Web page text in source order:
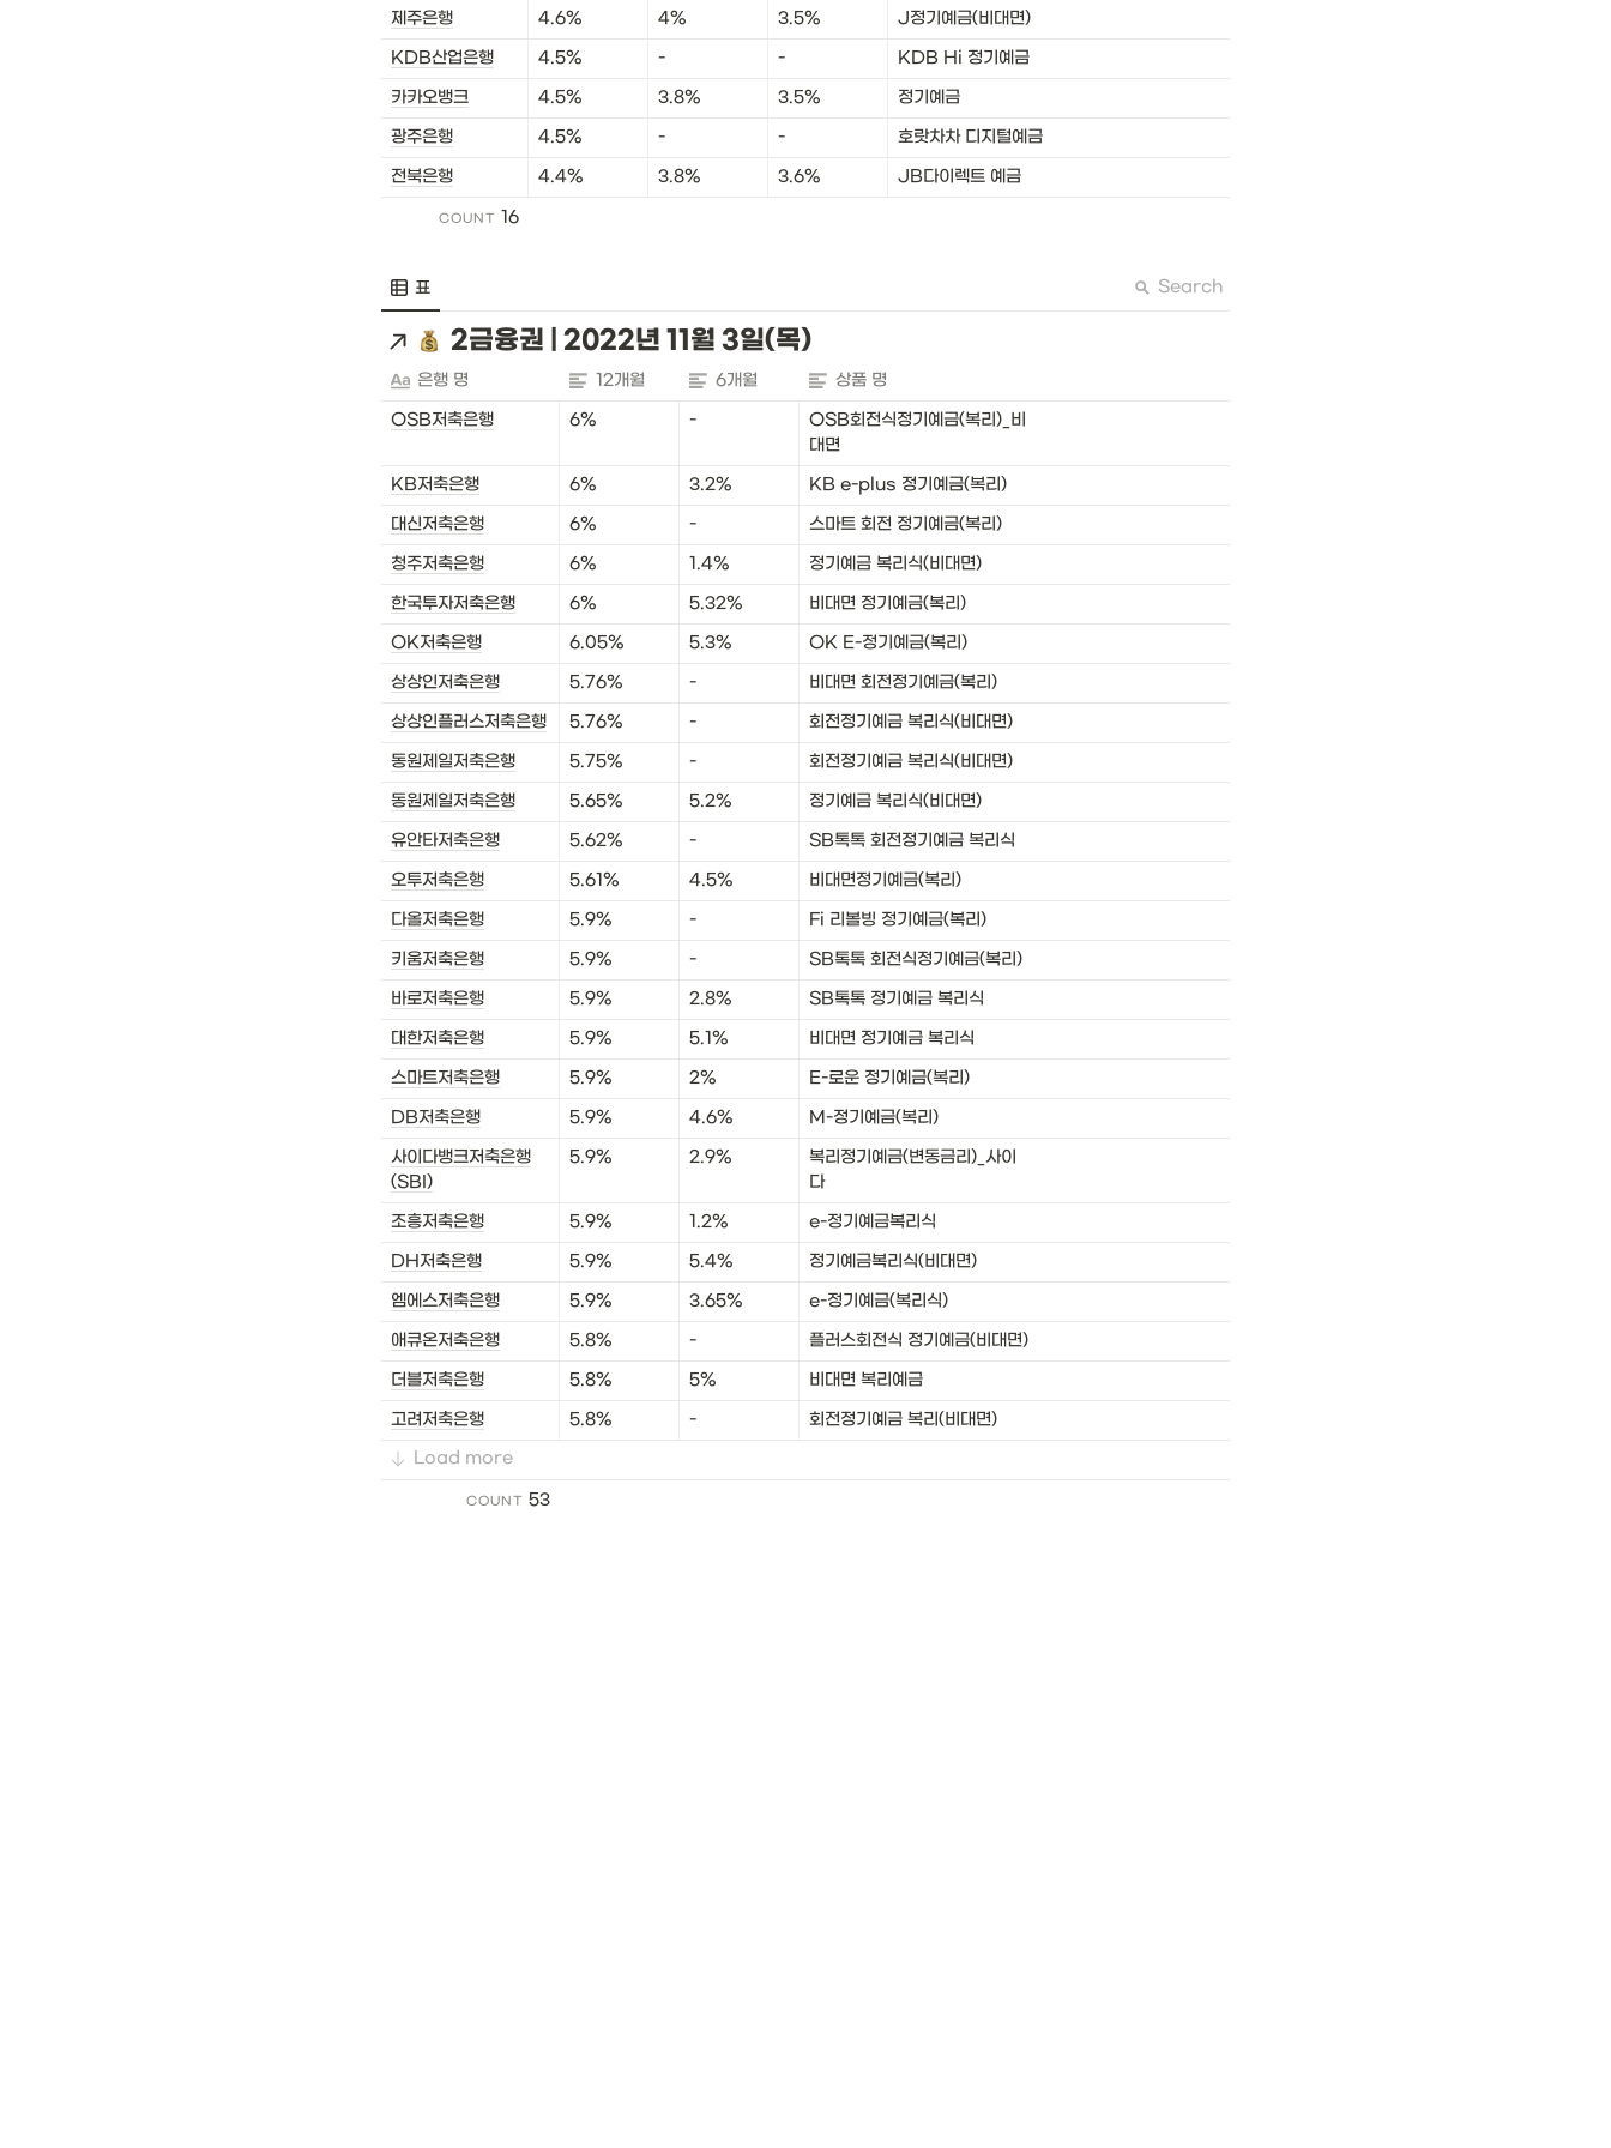
제주은행 4.6% 4% 3.5%
J정기예금(비대면)
KDB산업은행
4.5% - -
KDB Hi 정기예금
카카오뱅크
4.5% 3.8% 3.5%
정기예금
광주은행
4.5% - -
호랏차차 디지털예금
전북은행
4.4% 3.8% 3.6% JB다이렉트 예금
COUNT 16
표 Search
2금융권 | 2022년 11월 3일(목)
은행 명 12개월 6개월
상품 명
OSB저축은행
6% -
OSB회전식정기예금(복리)_비
대면
KB저축은행
6% 3.2%
KB e-plus 정기예금(복리)
대신저축은행
6% -
스마트 회전 정기예금(복리)
청주저축은행
6% 1.4%
정기예금 복리식(비대면)
한국투자저축은행
6% 5.32%
비대면 정기예금(복리)
OK저축은행
6.05% 5.3%
OK E-정기예금(복리)
상상인저축은행
5.76% -
비대면 회전정기예금(복리)
상상인플러스저축은행
5.76% -
회전정기예금 복리식(비대면)
동원제일저축은행
5.75% -
회전정기예금 복리식(비대면)
동원제일저축은행
5.65% 5.2%
정기예금 복리식(비대면)
유안타저축은행
5.62% -
SB톡톡 회전정기예금 복리식
오투저축은행
5.61% 4.5%
비대면정기예금(복리)
다올저축은행
5.9% -
Fi 리볼빙 정기예금(복리)
키움저축은행
5.9% -
SB톡톡 회전식정기예금(복리)
바로저축은행
5.9% 2.8%
SB톡톡 정기예금 복리식
대한저축은행
5.9% 5.1%
비대면 정기예금 복리식
스마트저축은행
5.9% 2%
E-로운 정기예금(복리)
DB저축은행
5.9% 4.6%
M-정기예금(복리)
사이다뱅크저축은행
(SBI)
5.9% 2.9%
복리정기예금(변동금리)_사이
다
조흥저축은행
5.9% 1.2%
e-정기예금복리식
DH저축은행
5.9% 5.4%
정기예금복리식(비대면)
엠에스저축은행
5.9% 3.65%
e-정기예금(복리식)
애큐온저축은행
5.8% -
플러스회전식 정기예금(비대면)
더블저축은행
5.8% 5%
비대면 복리예금
고려저축은행
5.8% -
회전정기예금 복리(비대면)
Load more
COUNT 53